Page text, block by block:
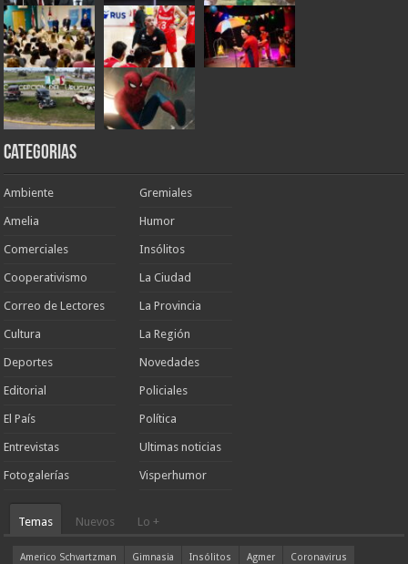
Categorias
Ambiente
Amelia
Comerciales
Cooperativismo
Correo de Lectores
Cultura
Deportes
Editorial
El País
Entrevistas
Fotogalerías
Gremiales
Humor
Insólitos
La Ciudad
La Provincia
La Región
Novedades
Policiales
Política
Ultimas noticias
Visperhumor
Temas Nuevos Lo +
Americo Schvartzman Gimnasia Insólitos Agmer
Coronavirus